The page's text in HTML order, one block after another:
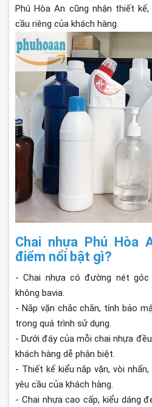
Phú Hòa An cũng nhận thiết
cầu riêng của khách hàng.
Chai nhựa Phú Hòa
điểm nổi bật gì?
- Chai nhựa có đường nét góc
không bavia.
- Nắp vặn chắc chắn, tính bảo
trong quá trình sử dụng.
- Dưới đáy của mỗi chai nhựa
khách hàng dễ phân biệt.
- Thiết kế kiểu nắp vặn, vòi
yêu cầu của khách hàng.
- Chai nhựa cao cấp, kiểu dáng